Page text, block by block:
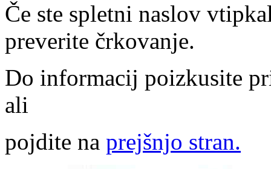
Če ste spletni naslov
preverite črkovanje.
Do informacij poizkusite
ali
pojdite na prejšnjo stran.